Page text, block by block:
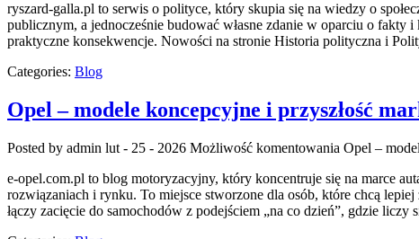
ryszard-galla.pl to serwis o polityce, który skupia się na wiedzy o
publicznym, a jednocześnie budować własne zdanie w oparciu o fakty
praktyczne konsekwencje. Nowości na stronie Historia polityczna i
Categories: Blog
Opel – modele koncepcyjne i przyszłość
Posted by admin lut - 25 - 2026 Możliwość komentowania Opel –
e-opel.com.pl to blog motoryzacyjny, który koncentruje się na marce
rozwiązaniach i rynku. To miejsce stworzone dla osób, które chcą
łączy zacięcie do samochodów z podejściem „na co dzień”, gdzie